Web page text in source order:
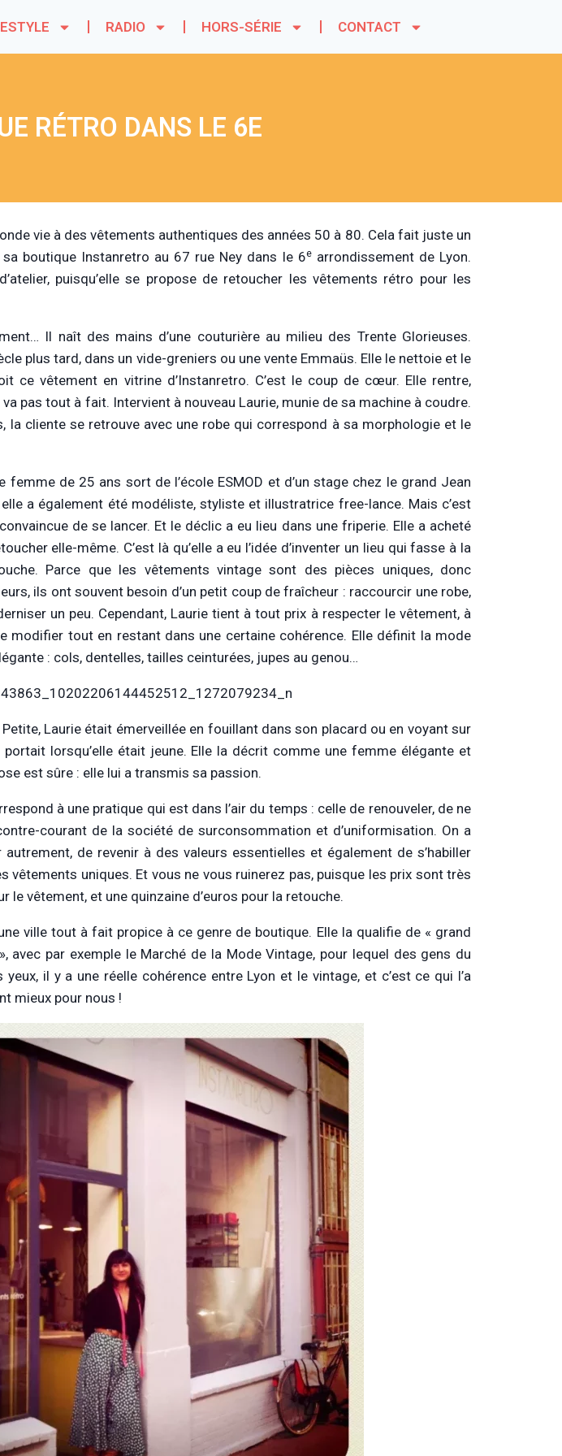
RADIO HORS-SÉRIE CONTACT
RÉTRO DANS LE 6E
vie à des vêtements authentiques des années 50 à 80. Cela fait juste un
boutique Instanretro au 67 rue Ney dans le 6earrondissement de Lyon.
puisqu’elle se propose de retoucher les vêtements rétro pour les
Il naît des mains d’une couturière au milieu des Trente Glorieuses.
plus tard, dans un vide-greniers ou une vente Emmaüs. Elle le nettoie et le
ce vêtement en vitrine d’Instanretro. C’est le coup de cœur. Elle rentre,
va pas tout à fait. Intervient à nouveau Laurie, munie de sa machine à coudre.
la cliente se retrouve avec une robe qui correspond à sa morphologie et le
femme de 25 ans sort de l’école ESMOD et d’un stage chez le grand Jean
elle a également été modéliste, styliste et illustratrice free-lance. Mais c’est
de se lancer. Et le déclic a eu lieu dans une friperie. Elle a acheté
elle-même. C’est là qu’elle a eu l’idée d’inventer un lieu qui fasse à la
Parce que les vêtements vintage sont des pièces uniques, donc
ils ont souvent besoin d’un petit coup de fraîcheur : raccourcir une robe,
un peu. Cependant, Laurie tient à tout prix à respecter le vêtement, à
modifier tout en restant dans une certaine cohérence. Elle définit la mode
: cols, dentelles, tailles ceinturées, jupes au genou…
Laurie était émerveillée en fouillant dans son placard ou en voyant sur
lorsqu’elle était jeune. Elle la décrit comme une femme élégante et
est sûre : elle lui a transmis sa passion.
à une pratique qui est dans l’air du temps : celle de renouveler, de ne
courant de la société de surconsommation et d’uniformisation. On a
de revenir à des valeurs essentielles et également de s’habiller
vêtements uniques. Et vous ne vous ruinerez pas, puisque les prix sont très
le vêtement, et une quinzaine d’euros pour la retouche.
ville tout à fait propice à ce genre de boutique. Elle la qualifie de « grand
avec par exemple le Marché de la Mode Vintage, pour lequel des gens du
il y a une réelle cohérence entre Lyon et le vintage, et c’est ce qui l’a
mieux pour nous !